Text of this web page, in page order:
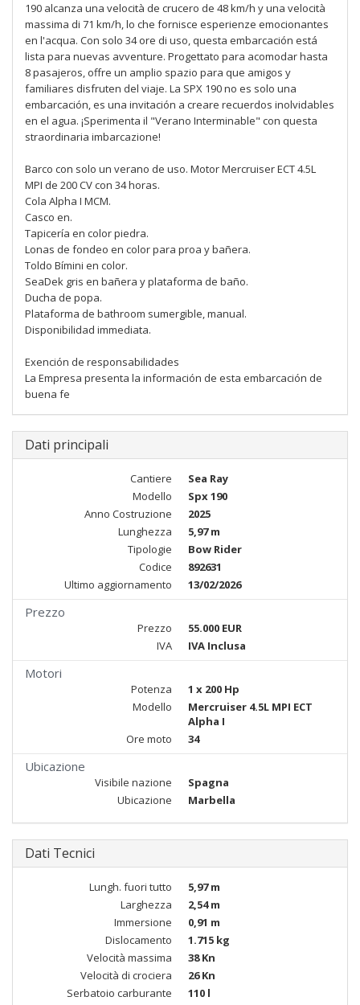
190 alcanza una velocità de crucero de 48 km/h y una velocità
massima di 71 km/h, lo che fornisce esperienze emocionantes
en l'acqua. Con solo 34 ore di uso, questa embarcación está
lista para nuevas avventure. Progettato para acomodar hasta
8 pasajeros, offre un amplio spazio para que amigos y
familiares disfruten del viaje. La SPX 190 no es solo una
embarcación, es una invitación a creare recuerdos inolvidables
en el agua. ¡Sperimenta il "Verano Interminable" con questa
straordinaria imbarcazione!
Barco con solo un verano de uso. Motor Mercruiser ECT 4.5L
MPI de 200 CV con 34 horas.
Cola Alpha I MCM.
Casco en.
Tapicería en color piedra.
Lonas de fondeo en color para proa y bañera.
Toldo Bímini en color.
SeaDek gris en bañera y plataforma de baño.
Ducha de popa.
Plataforma de bathroom sumergible, manual.
Disponibilidad immediata.
Exención de responsabilidades
La Empresa presenta la información de esta embarcación de
buena fe
Dati principali
Cantiere
Sea Ray
Modello
Spx 190
Anno Costruzione
2025
Lunghezza
5,97 m
Tipologie
Bow Rider
Codice
892631
Ultimo aggiornamento
13/02/2026
Prezzo
Prezzo
55.000 EUR
IVA
IVA Inclusa
Motori
Potenza
1 x 200 Hp
Modello
Mercruiser 4.5L MPI ECT
Alpha I
Ore moto
34
Ubicazione
Visibile nazione
Spagna
Ubicazione
Marbella
Dati Tecnici
Lungh. fuori tutto
5,97 m
Larghezza
2,54 m
Immersione
0,91 m
Dislocamento
1.715 kg
Velocità massima
38 Kn
Velocità di crociera
26 Kn
Serbatoio carburante
110 l